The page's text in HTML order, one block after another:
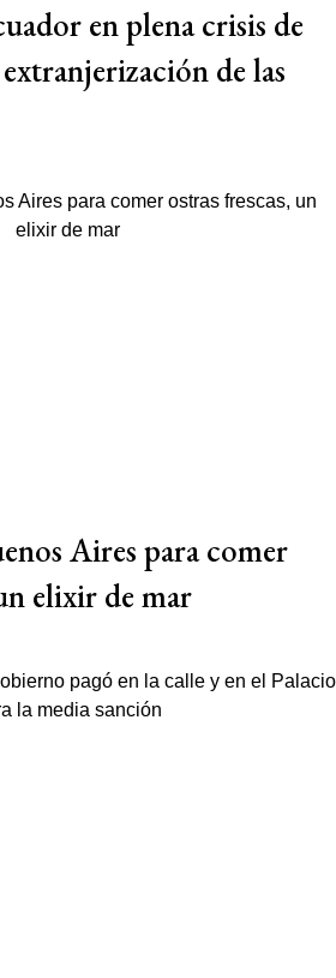
en plena crisis de
de las
Aires para comer
elixir de mar